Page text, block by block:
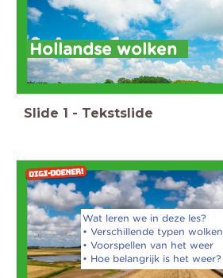
Hollandse wolken
Slide 1 - Tekstslide
Wat leren we in deze les?
• Verschillende typen wolken
• Voorspellen van het weer
• Hoe belangrijk is het weer?